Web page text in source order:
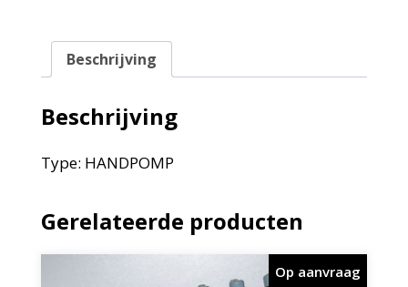
Beschrijving
Beschrijving
Type: HANDPOMP
Gerelateerde producten
Op aanvraag